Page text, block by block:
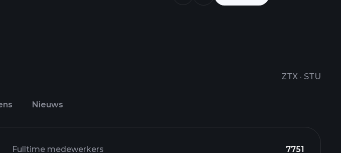
ZTX · STU
Nieuws
Fulltime medewerkers 7751